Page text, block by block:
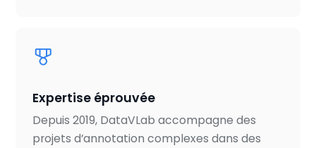
Expertise éprouvée
Depuis 2019, DataVLab accompagne des
projets d’annotation complexes dans des